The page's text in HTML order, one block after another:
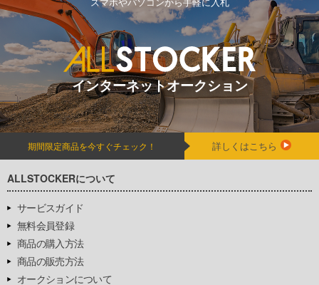
インターネットオークション
期間限定商品を今すぐチェック！ 詳しくはこちら
ALLSTOCKERについて
サービスガイド
無料会員登録
商品の購入方法
商品の販売方法
オークションについて